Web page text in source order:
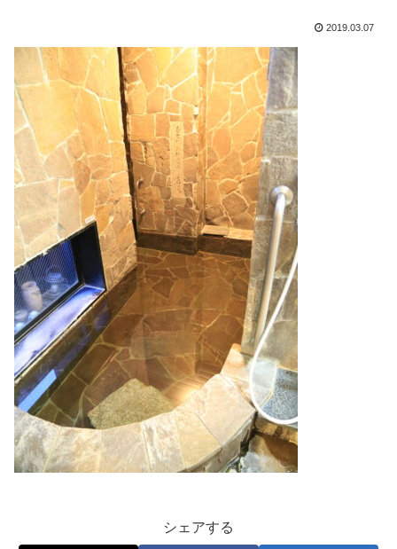
2019.03.07
シェアする